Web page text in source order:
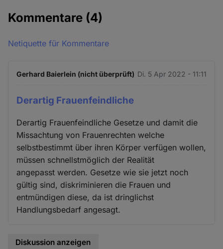
Kommentare (4)
Netiquette für Kommentare
Gerhard Baierlein (nicht überprüft) Di. 5 Apr 2022 - 11:11
Derartig Frauenfeindliche
Derartig Frauenfeindliche Gesetze und damit die
Missachtung von Frauenrechten welche
selbstbestimmt über ihren Körper verfügen wollen,
müssen schnellstmöglich der Realität
angepasst werden. Gesetze wie sie jetzt noch
gültig sind, diskriminieren die Frauen und
entmündigen diese, da ist dringlichst
Handlungsbedarf angesagt.
Diskussion anzeigen